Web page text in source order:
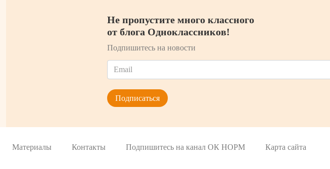
Не пропустите много классного
от блога Одноклассников!
Подпишитесь на новости
Материалы Контакты Подпишитесь на канал ОК НОРМ Карта сайта